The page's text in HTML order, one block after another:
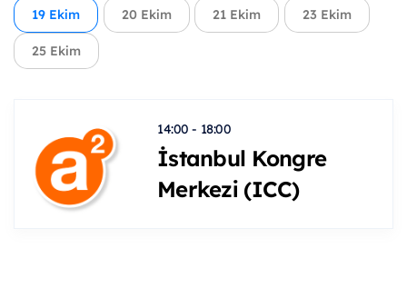
19 Ekim 20 Ekim 21 Ekim 23 Ekim
25 Ekim
14:00 - 18:00
İstanbul Kongre
Merkezi (ICC)